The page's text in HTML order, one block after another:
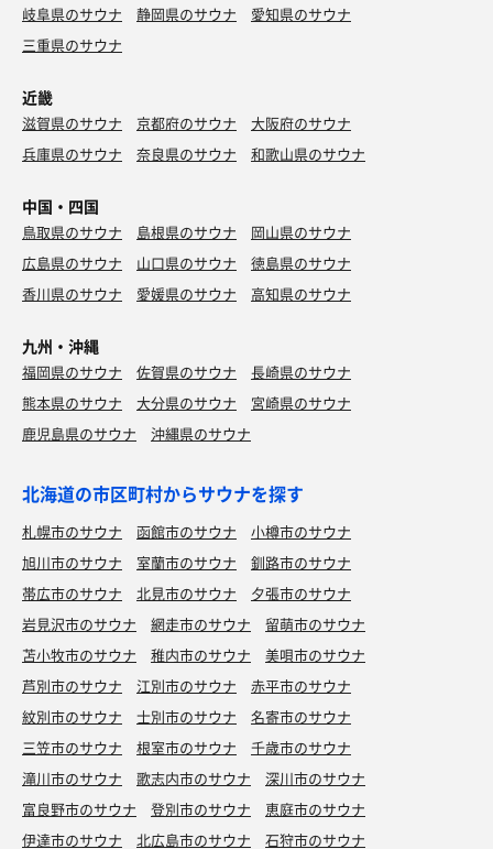
岐阜県のサウナ 静岡県のサウナ
愛知県のサウナ
三重県のサウナ
近畿
滋賀県のサウナ 京都府のサウナ
大阪府のサウナ
兵庫県のサウナ
奈良県のサウナ 和歌山県のサウナ
中国・四国
鳥取県のサウナ 島根県のサウナ
岡山県のサウナ
広島県のサウナ
山口県のサウナ
徳島県のサウナ
香川県のサウナ
愛媛県のサウナ 高知県のサウナ
九州・沖縄
福岡県のサウナ 佐賀県のサウナ
長崎県のサウナ
熊本県のサウナ
大分県のサウナ
宮崎県のサウナ
鹿児島県のサウナ
沖縄県のサウナ
北海道の市区町村からサウナを探す
札幌市のサウナ 函館市のサウナ
小樽市のサウナ
旭川市のサウナ
室蘭市のサウナ
釧路市のサウナ
帯広市のサウナ
北見市のサウナ
夕張市のサウナ
岩見沢市のサウナ
網走市のサウナ
留萌市のサウナ
苫小牧市のサウナ
稚内市のサウナ
美唄市のサウナ
芦別市のサウナ
江別市のサウナ
赤平市のサウナ
紋別市のサウナ
士別市のサウナ
名寄市のサウナ
三笠市のサウナ
根室市のサウナ
千歳市のサウナ
滝川市のサウナ
歌志内市のサウナ
深川市のサウナ
富良野市のサウナ
登別市のサウナ
恵庭市のサウナ
伊達市のサウナ
北広島市のサウナ 石狩市のサウナ